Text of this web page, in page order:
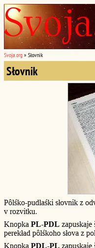
Svoja.org » Słovnik
Słovnik
Pôlśko-pudlaśki słovnik z
v rozvitku.
Knopka PL-PDL zapuskaje
perekład pôlśkoho słova z
Knopka PDL-PL zapuskaje